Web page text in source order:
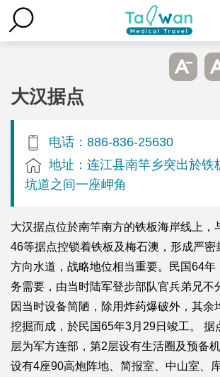
大汉据点
电话：886-836-25630
地址：连江县南竿乡突出於铁
坑道之间一座岬角
大汉据点位於南竿南方的铁板海岸线上，
46等据点控锁着铁板及梅石澳，形成严密
方向水道，战略地位相当重要。民国64年
务需要，由当时陆军登步部队官兵弟兄不
因当时设备简陋，除用炸药爆破外，其余
挖掘而成，於民国65年3月29日竣工。 据
层为军方连部，第2层设有生活圈及预备
设有4座90高炮阵地、简报室、中山室、